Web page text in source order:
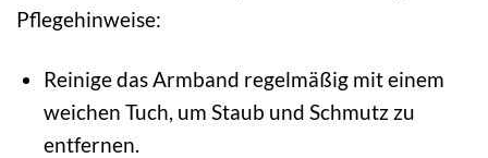
Pflegehinweise:
Reinige das Armband regelmäßig mit einem
weichen Tuch, um Staub und Schmutz zu
entfernen.